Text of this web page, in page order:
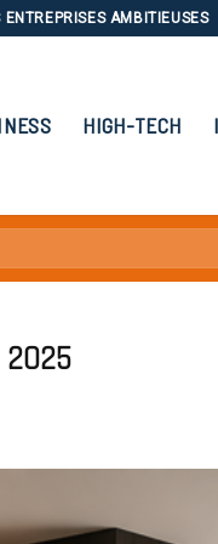
AMBITIEUSES
HIGH-TECH